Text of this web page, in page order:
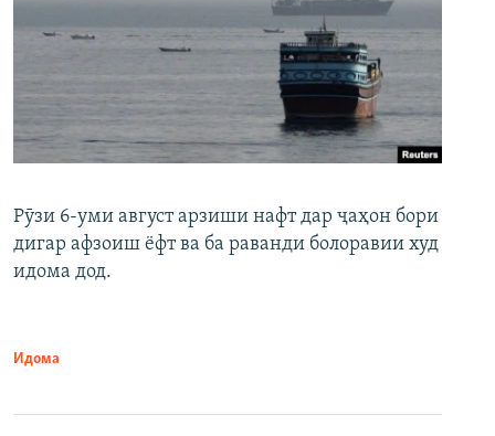
Рӯзи 6-уми август арзиши нафт дар ҷаҳон бори
дигар афзоиш ёфт ва ба раванди болоравии худ
идома дод.
Идома